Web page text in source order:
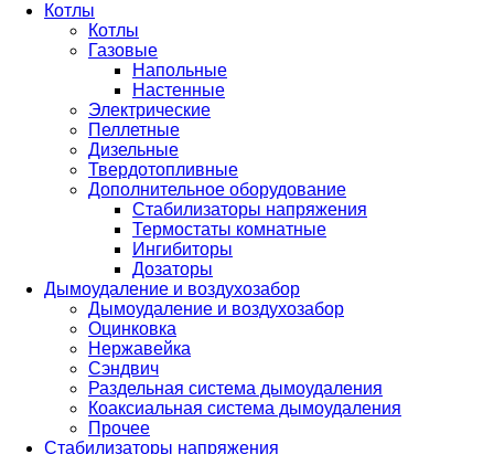
Котлы
Котлы
Газовые
Напольные
Настенные
Электрические
Пеллетные
Дизельные
Твердотопливные
Дополнительное оборудование
Стабилизаторы напряжения
Термостаты комнатные
Ингибиторы
Дозаторы
Дымоудаление и воздухозабор
Дымоудаление и воздухозабор
Оцинковка
Нержавейка
Сэндвич
Раздельная система дымоудаления
Коаксиальная система дымоудаления
Прочее
Стабилизаторы напряжения